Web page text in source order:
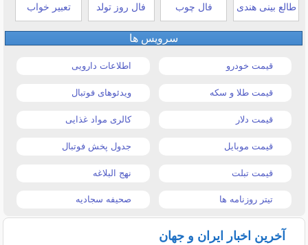
طالع بینی هندی فال چوب فال روز تولد تعبیر خواب
سرویس ها
قیمت خودرو اطلاعات دارویی
قیمت طلا و سکه ویدئوهای فوتبال
قیمت دلار کالری مواد غذایی
قیمت موبایل جدول پخش فوتبال
قیمت تبلت نهج البلاغه
تیتر روزنامه ها صحیفه سجادیه
آخرین اخبار ایران و جهان